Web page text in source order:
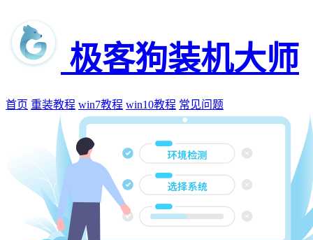
极客狗装机大师
首页 重装教程 win7教程 win10教程 常见问题